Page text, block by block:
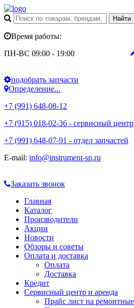
Время работы:
ПН-ВС 09:00 - 19:00
подобрать запчасти
Определение...
+7 (991) 648-08-12
+7 (915) 018-02-36 - сервисный центр
+7 (991) 648-07-91 - отдел запчастей
E-mail: info@instrument-sp.ru
Заказать звонок
Главная
Каталог
Производители
Акции
Новости
Обзоры и советы
Оплата и доставка
Оплата
Доставка
Кредит
Сервисный центр и аренда
Прайс лист на